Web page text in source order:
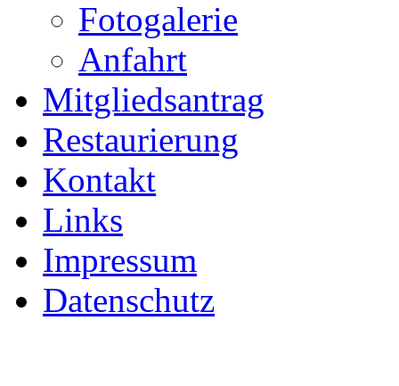
Fotogalerie
Anfahrt
Mitgliedsantrag
Restaurierung
Kontakt
Links
Impressum
Datenschutz